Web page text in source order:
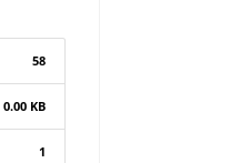
58
0.00 KB
1